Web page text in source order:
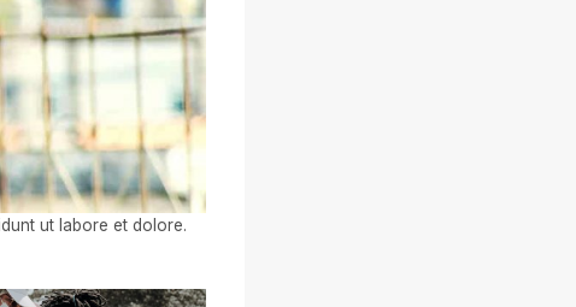
ut labore et dolore.